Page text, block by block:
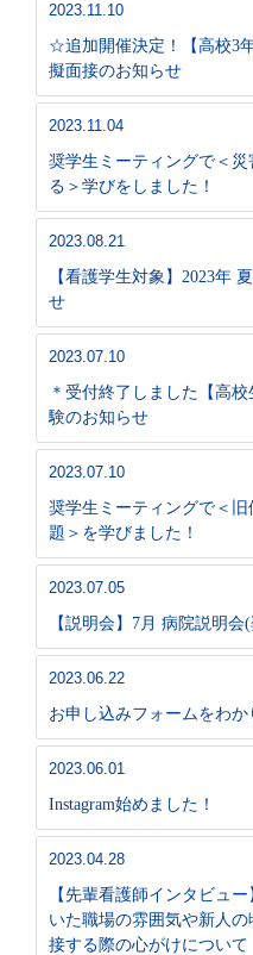
2023.11.10
☆追加開催決定！【高校3
擬面接のお知らせ
2023.11.04
奨学生ミーティングで＜
る＞学びをしました！
2023.08.21
【看護学生対象】2023年
せ
2023.07.10
＊受付終了しました【高
験のお知らせ
2023.07.10
奨学生ミーティングで＜
題＞を学びました！
2023.07.05
【説明会】7月 病院説明会
2023.06.22
お申し込みフォームをわか
2023.06.01
Instagram始めました！
2023.04.28
【先輩看護師インタビュ
いた職場の雰囲気や新人
接する際の心がけについて